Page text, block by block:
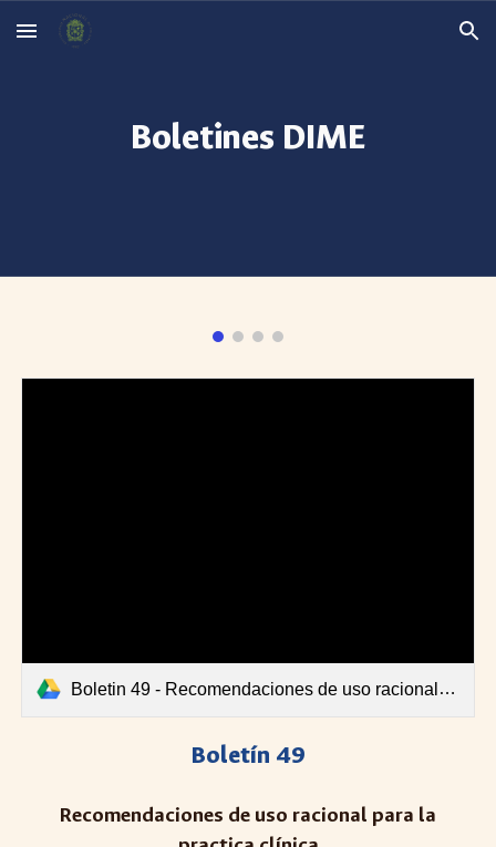
Skip to main content Skip to navigation
Boletines DIME
Boletin 49 - Recomendaciones de uso racional para la practica clinica.pdf
Boletín 49
Recomendaciones de uso racional para la